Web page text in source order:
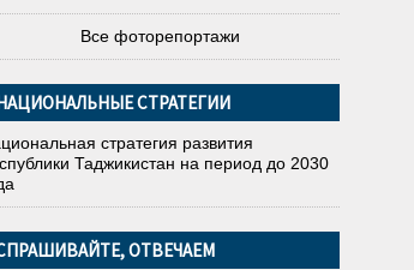
Все фоторепортажи
СТРАТЕГИИ
стратегия развития
Таджикистан на период до 2030
ОТВЕЧАЕМ